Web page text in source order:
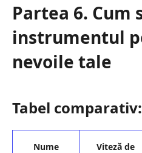
Partea 6. Cum
instrumentul
nevoile tale
Tabel
Nume
Viteză de